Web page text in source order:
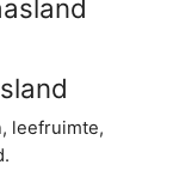
leefruimte,